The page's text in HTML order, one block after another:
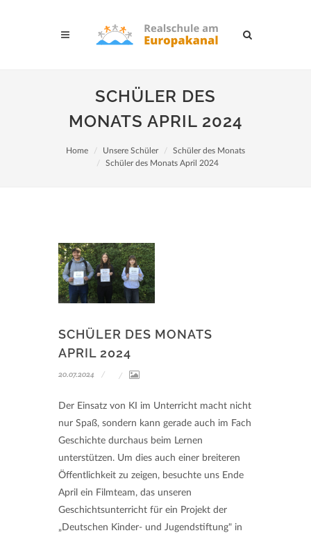
SCHÜLER DES
MONATS APRIL 2024
Home Unsere Schüler
Schüler des Monats
Schüler des Monats April 2024
SCHÜLER DES MONATS
APRIL 2024
20.07.2024
Der Einsatz von KI im Unterricht macht nicht
nur Spaß, sondern kann gerade auch im Fach
Geschichte durchaus beim Lernen
unterstützen. Um dies auch einer breiteren
Öffentlichkeit zu zeigen, besuchte uns Ende
April ein Filmteam, das unseren
Geschichtsunterricht für ein Projekt der
„Deutschen Kinder- und Jugendstiftung" in